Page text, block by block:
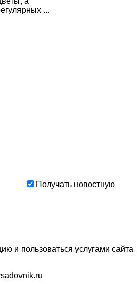
...
Получать новостную
и пользоваться услугами сайта